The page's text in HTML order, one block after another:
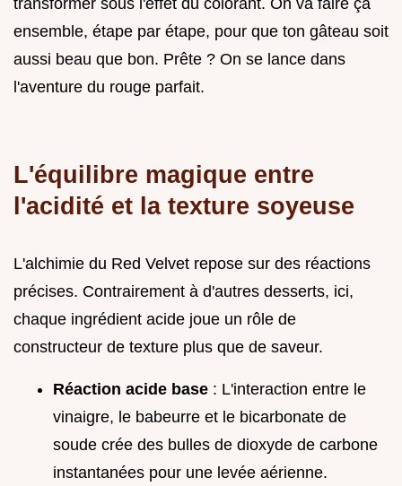
ensemble, étape par étape, pour que ton gâteau soit
aussi beau que bon. Prête ? On se lance dans
l'aventure du rouge parfait.
L'équilibre magique entre
l'acidité et la texture soyeuse
L'alchimie du Red Velvet repose sur des réactions
précises. Contrairement à d'autres desserts, ici,
chaque ingrédient acide joue un rôle de
constructeur de texture plus que de saveur.
Réaction acide base : L'interaction entre le
vinaigre, le babeurre et le bicarbonate de
soude crée des bulles de dioxyde de carbone
instantanées pour une levée aérienne.